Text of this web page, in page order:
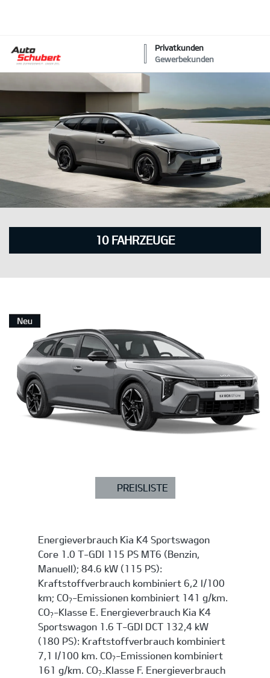
Privatkunden
Gewerbekunden
10FAHRZEUGE
PREISLISTE
Energieverbrauch Kia K4 Sportswagon
Core 1.0 T-GDI 115 PS MT6 (Benzin,
Manuell); 84.6 kW (115 PS):
Kraftstoffverbrauch kombiniert 6,2 l/100
km; CO?-Emissionen kombiniert 141 g/km.
CO?-Klasse E. Energieverbrauch Kia K4
Sportswagon 1.6 T-GDI DCT 132,4 kW
(180 PS): Kraftstoffverbrauch kombiniert
7,1 l/100 km. CO?-Emissionen kombiniert
161 g/km. CO?-Klasse F. Energieverbrauch